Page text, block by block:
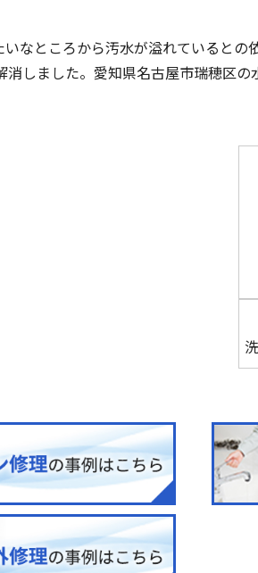
なところから汚水が溢れているとの
しました。愛知県名古屋市瑞穂区